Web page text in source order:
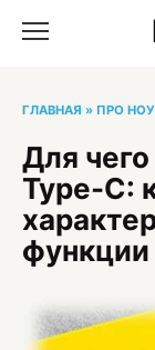
ГЛАВНАЯ » ПРО
Для
Type-С: